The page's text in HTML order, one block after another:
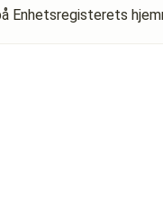
Enhetsregisterets